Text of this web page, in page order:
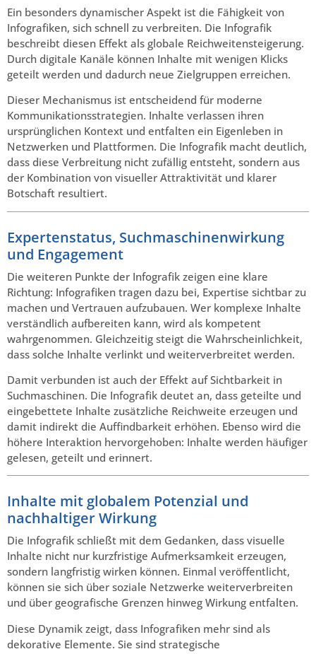
Ein besonders dynamischer Aspekt ist die Fähigkeit von
Infografiken, sich schnell zu verbreiten. Die Infografik
beschreibt diesen Effekt als globale Reichweitensteigerung.
Durch digitale Kanäle können Inhalte mit wenigen Klicks
geteilt werden und dadurch neue Zielgruppen erreichen.
Dieser Mechanismus ist entscheidend für moderne
Kommunikationsstrategien. Inhalte verlassen ihren
ursprünglichen Kontext und entfalten ein Eigenleben in
Netzwerken und Plattformen. Die Infografik macht deutlich,
dass diese Verbreitung nicht zufällig entsteht, sondern aus
der Kombination von visueller Attraktivität und klarer
Botschaft resultiert.
Expertenstatus, Suchmaschinenwirkung
und Engagement
Die weiteren Punkte der Infografik zeigen eine klare
Richtung: Infografiken tragen dazu bei, Expertise sichtbar zu
machen und Vertrauen aufzubauen. Wer komplexe Inhalte
verständlich aufbereiten kann, wird als kompetent
wahrgenommen. Gleichzeitig steigt die Wahrscheinlichkeit,
dass solche Inhalte verlinkt und weiterverbreitet werden.
Damit verbunden ist auch der Effekt auf Sichtbarkeit in
Suchmaschinen. Die Infografik deutet an, dass geteilte und
eingebettete Inhalte zusätzliche Reichweite erzeugen und
damit indirekt die Auffindbarkeit erhöhen. Ebenso wird die
höhere Interaktion hervorgehoben: Inhalte werden häufiger
gelesen, geteilt und erinnert.
Inhalte mit globalem Potenzial und
nachhaltiger Wirkung
Die Infografik schließt mit dem Gedanken, dass visuelle
Inhalte nicht nur kurzfristige Aufmerksamkeit erzeugen,
sondern langfristig wirken können. Einmal veröffentlicht,
können sie sich über soziale Netzwerke weiterverbreiten
und über geografische Grenzen hinweg Wirkung entfalten.
Diese Dynamik zeigt, dass Infografiken mehr sind als
dekorative Elemente. Sie sind strategische